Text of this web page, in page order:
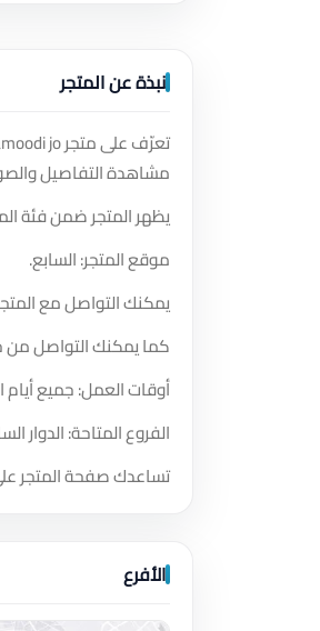
نبذة عن المتجر
مشاهدة التفاصيل
يظهر المتجر ضمن فئة
موقع المتجر: السابع.
يمكنك التواصل مع
كما يمكنك التواصل من
أوقات العمل: جميع أيام الأسبوع من
الفروع المتاحة: الدوار
تساعدك صفحة المتجر
الأفرع